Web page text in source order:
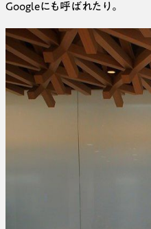
Googleにも呼ばれたり。